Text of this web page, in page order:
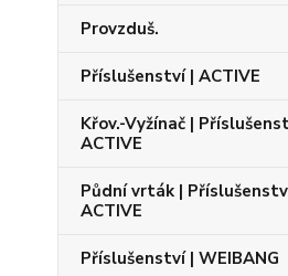
Provzduš.
Příslušenství | ACTIVE
Křov.-Vyžínač |
ACTIVE
Půdní vrták |
ACTIVE
Příslušenství | WEIBANG